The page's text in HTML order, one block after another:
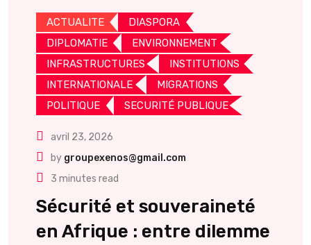
ACTUALITE
DIASPORA
DIPLOMATIE
ENVIRONNEMENT
INFRASTRUCTURES
INSTITUTIONS
INTERNATIONALE
MIGRATIONS
POLITIQUE
SECURITÉ PUBLIQUE
avril 23, 2026
by groupexenos@gmail.com
3 minutes read
Sécurité et souveraineté
en Afrique : entre dilemme